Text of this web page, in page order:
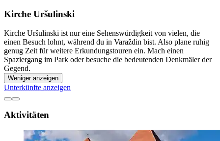
Kirche Uršulinski
Kirche Uršulinski ist nur eine Sehenswürdigkeit von vielen, die
einen Besuch lohnt, während du in Varaždin bist. Also plane ruhig
genug Zeit für weitere Erkundungstouren ein. Mach einen
Spaziergang im Park oder besuche die bedeutenden Denkmäler der
Gegend.
Weniger anzeigen
Unterkünfte anzeigen
Aktivitäten